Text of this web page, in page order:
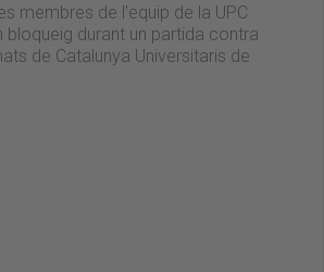
membres de l'equip de la UPC
bloqueig durant un partida contra
de Catalunya Universitaris de